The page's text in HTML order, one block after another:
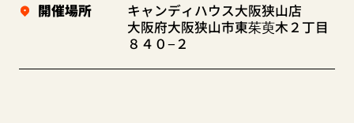
開催場所
キャンディハウス大阪狭山店
大阪府大阪狭山市東茱萸木２丁目
８４０−２